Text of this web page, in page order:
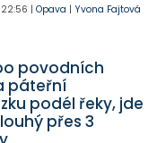
22:56 | Opava | Yvona Fajtová
povodních
páteřní
podél řeky, jde
přes 3